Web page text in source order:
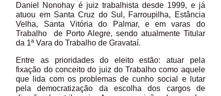
Daniel Nonohay é juiz trabalhista desde 1999, e já
atuou em Santa Cruz do Sul, Farroupilha, Estância
Velha, Santa Vitória do Palmar, e em varas do
Trabalho de Porto Alegre, sendo atualmente Titular
da 1ª Vara do Trabalho de Gravataí.
Entre as prioridades do eleito estão: atuar pela
fixação do conceito do juiz do Trabalho como aquele
que lida com os problemas de cunho social e lutar
pela democratização da escolha dos cargos de